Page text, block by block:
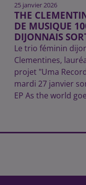
25 janvier 2026
THE
DE MUSIQUE
DIJONNAIS
Le trio féminin
Clementines,
projet "Uma
mardi 27 janvier
EP As the world